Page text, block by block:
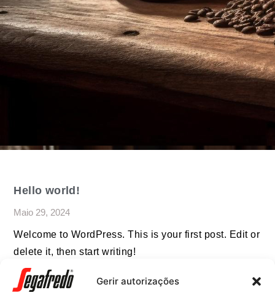
Gerir autorizações
Hello world!
Maio 29, 2024
Welcome to WordPress. This is your first post. Edit or
delete it, then start writing!